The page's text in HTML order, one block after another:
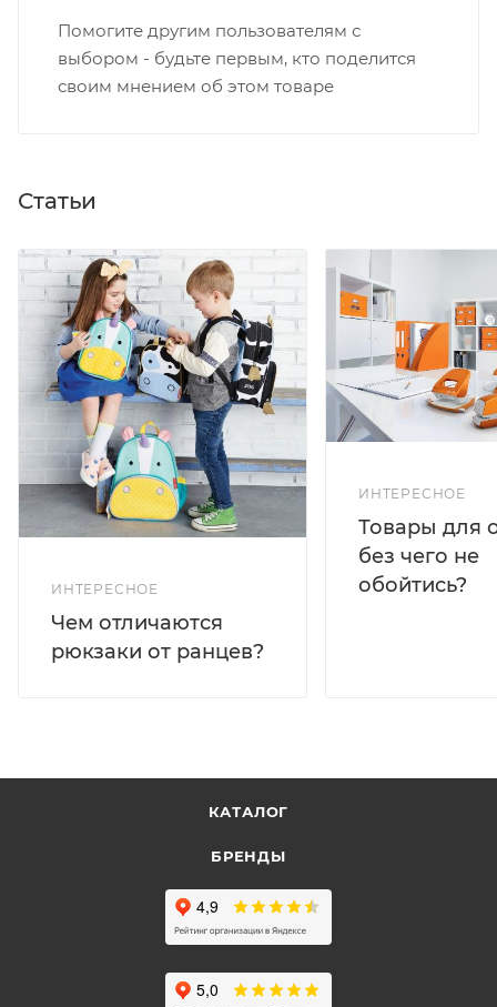
Помогите другим пользователям с
выбором - будьте первым, кто поделится
своим мнением об этом товаре
Статьи
ИНТЕРЕСНОЕ
Чем отличаются
рюкзаки от ранцев?
ИНТЕРЕСНОЕ
Товары для
без чего не
обойтись?
КАТАЛОГ
БРЕНДЫ